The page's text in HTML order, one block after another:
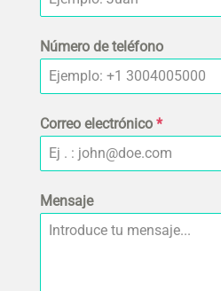
Número de teléfono
Correo electrónico *
Mensaje